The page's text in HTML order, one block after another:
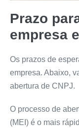
Prazo
empresa
Os prazos de
empresa. Abaixo,
abertura de CNPJ.
O processo de
(MEI) é o mais